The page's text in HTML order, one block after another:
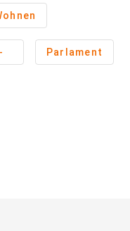
- Parlament